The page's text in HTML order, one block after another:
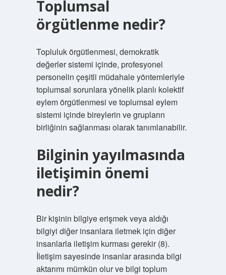
Toplumsal
örgütlenme nedir?
Topluluk örgütlenmesi, demokratik
değerler sistemi içinde, profesyonel
personelin çeşitli müdahale yöntemleriyle
toplumsal sorunlara yönelik planlı kolektif
eylem örgütlenmesi ve toplumsal eylem
sistemi içinde bireylerin ve grupların
birliğinin sağlanması olarak tanımlanabilir.
Bilginin yayılmasında
iletişimin önemi
nedir?
Bir kişinin bilgiye erişmek veya aldığı
bilgiyi diğer insanlara iletmek için diğer
insanlarla iletişim kurması gerekir (8).
İletişim sayesinde insanlar arasında bilgi
aktarımı mümkün olur ve bilgi toplum